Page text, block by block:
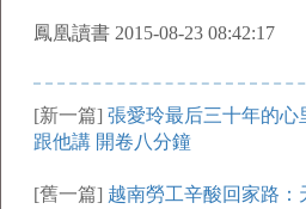
鳳凰讀書 2015-08-23 08:42:17
[新一篇] 張愛玲最后三十年的心
跟他講 開卷八分鐘
[舊一篇] 越南勞工辛酸回家路：